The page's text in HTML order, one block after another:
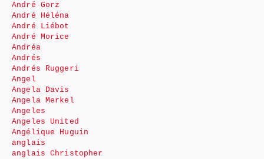
André Gorz
André Héléna
André Liébot
André Morice
Andréa
Andrés
Andrés Ruggeri
Angel
Angela Davis
Angela Merkel
Angeles
Angeles United
Angélique Huguin
anglais
anglais Christopher